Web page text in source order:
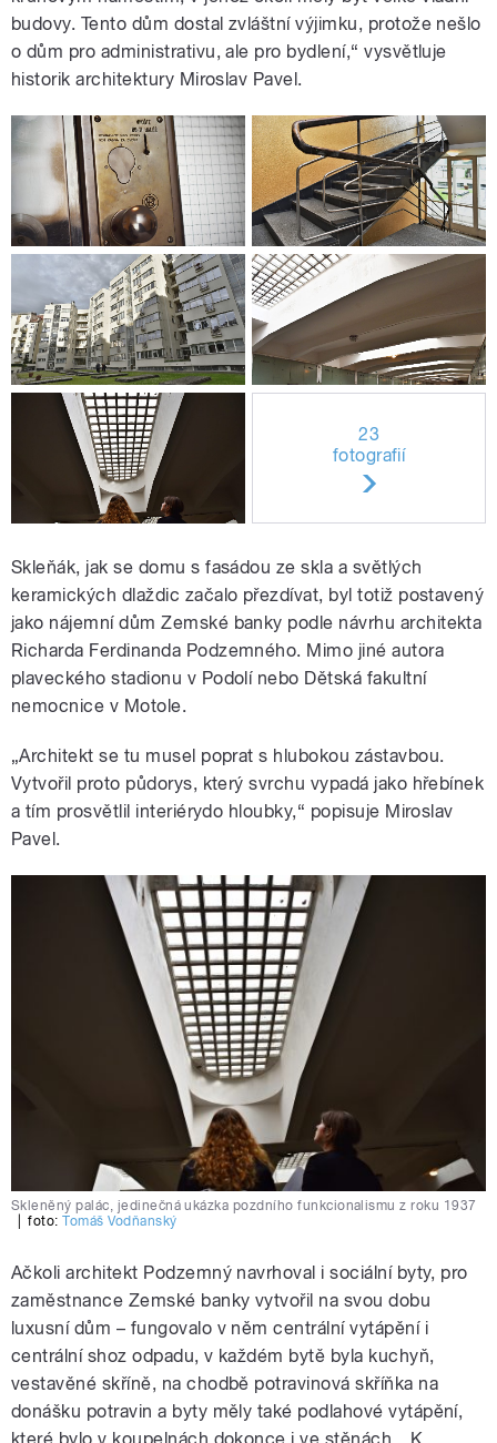
budovy. Tento dům dostal zvláštní výjimku, protože nešlo
o dům pro administrativu, ale pro bydlení,“ vysvětluje
historik architektury Miroslav Pavel.
23
fotografií
Skleňák, jak se domu s fasádou ze skla a světlých
keramických dlaždic začalo přezdívat, byl totiž postavený
jako nájemní dům Zemské banky podle návrhu architekta
Richarda Ferdinanda Podzemného. Mimo jiné autora
plaveckého stadionu v Podolí nebo Dětská fakultní
nemocnice v Motole.
„Architekt se tu musel poprat s hlubokou zástavbou.
Vytvořil proto půdorys, který svrchu vypadá jako hřebínek
a tím prosvětlil interiérydo hloubky,“ popisuje Miroslav
Pavel.
Skleněný palác, jedinečná ukázka pozdního funkcionalismu z roku 1937
foto:Tomáš Vodňanský
Ačkoli architekt Podzemný navrhoval i sociální byty, pro
zaměstnance Zemské banky vytvořil na svou dobu
luxusní dům – fungovalo v něm centrální vytápění i
centrální shoz odpadu, v každém bytě byla kuchyň,
vestavěné skříně, na chodbě potravinová skříňka na
donášku potravin a byty měly také podlahové vytápění,